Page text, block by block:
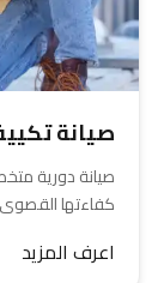
صيانة
صيانة دورية
كفاءتها
اعرف المزيد